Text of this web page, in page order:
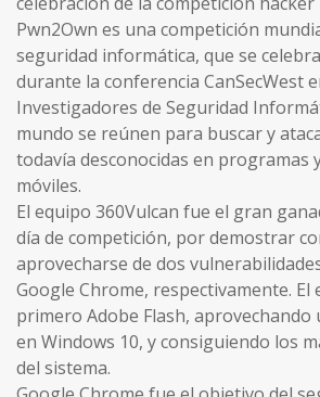
Pwn2Own es una competición
seguridad informática, que se
durante la conferencia CanSecWest
Investigadores de Seguridad
mundo se reúnen para buscar y
todavía desconocidas en programas
móviles.
El equipo 360Vulcan fue el gran
día de competición, por demostrar
aprovecharse de dos
Google Chrome, respectivamente. El
primero Adobe Flash, aprovechando
en Windows 10, y consiguiendo los
del sistema.